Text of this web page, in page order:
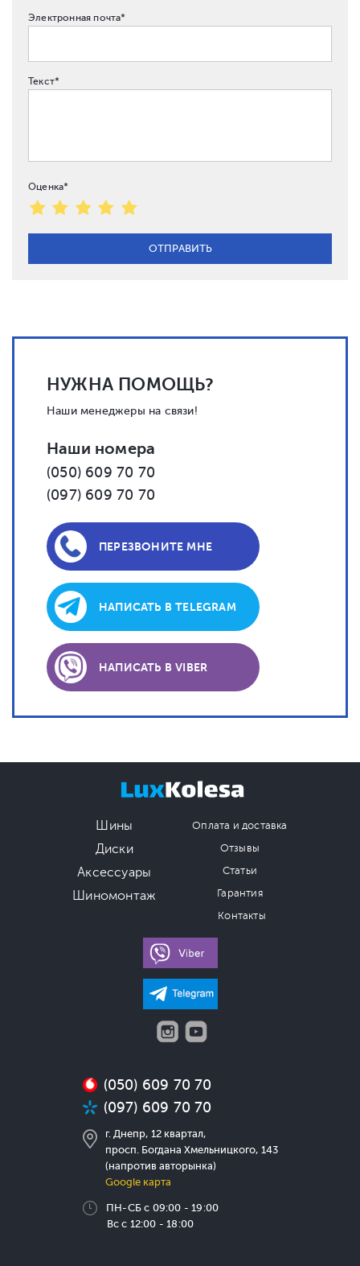
Электронная почта*
Текст*
Оценка*
НУЖНА ПОМОЩЬ?
Наши менеджеры на связи!
Наши номера
(050) 609 70 70
(097) 609 70 70
ПЕРЕЗВОНИТЕ МНЕ
НАПИСАТЬ В TELEGRAM
НАПИСАТЬ В VIBER
Шины
Диски
Аксессуары
Шиномонтаж
Оплата и доставка
Отзывы
Статьи
Гарантия
Контакты
(050) 609 70 70
(097) 609 70 70
г. Днепр, 12 квартал,
просп. Богдана Хмельницкого, 143
(напротив авторынка)
Google карта
ПН-СБ с 09:00 - 19:00
Вс с 12:00 - 18:00